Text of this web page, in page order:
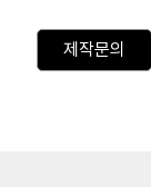
제작문의